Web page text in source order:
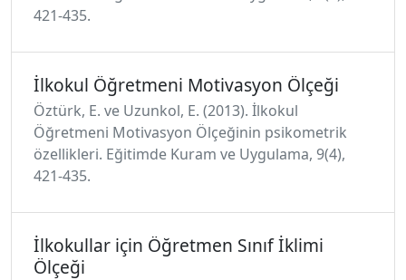
421-435.
İlkokul Öğretmeni Motivasyon Ölçeği
Öztürk, E. ve Uzunkol, E. (2013). İlkokul
Öğretmeni Motivasyon Ölçeğinin psikometrik
özellikleri. Eğitimde Kuram ve Uygulama, 9(4),
421-435.
İlkokullar için Öğretmen Sınıf İklimi
Ölçeği